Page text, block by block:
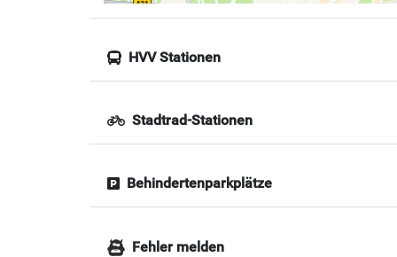
HVV Stationen
Stadtrad-Stationen
Behindertenparkplätze
Fehler melden